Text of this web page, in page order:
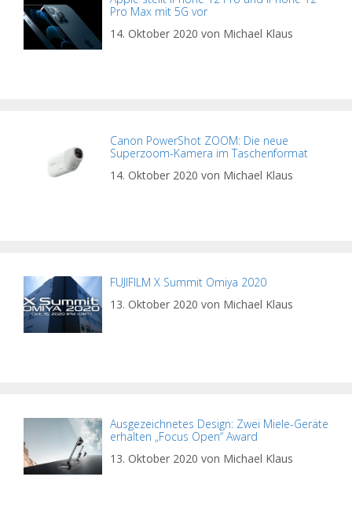
Pro Max mit 5G vor
14. Oktober 2020 von Michael Klaus
Canon PowerShot ZOOM: Die neue
Superzoom-Kamera im Taschenformat
14. Oktober 2020 von Michael Klaus
FUJIFILM X Summit Omiya 2020
13. Oktober 2020 von Michael Klaus
Ausgezeichnetes Design: Zwei Miele-Geräte
erhalten „Focus Open“ Award
13. Oktober 2020 von Michael Klaus